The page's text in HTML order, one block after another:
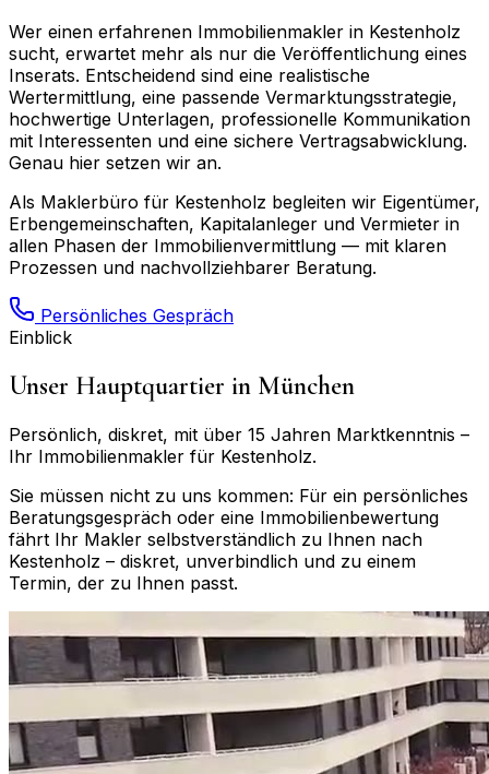
Wer einen erfahrenen Immobilienmakler in Kestenholz
sucht, erwartet mehr als nur die Veröffentlichung eines
Inserats. Entscheidend sind eine realistische
Wertermittlung, eine passende Vermarktungsstrategie,
hochwertige Unterlagen, professionelle Kommunikation
mit Interessenten und eine sichere Vertragsabwicklung.
Genau hier setzen wir an.
Als Maklerbüro für Kestenholz begleiten wir Eigentümer,
Erbengemeinschaften, Kapitalanleger und Vermieter in
allen Phasen der Immobilienvermittlung — mit klaren
Prozessen und nachvollziehbarer Beratung.
Persönliches Gespräch
Einblick
Unser Hauptquartier in München
Persönlich, diskret, mit über 15 Jahren Marktkenntnis –
Ihr Immobilienmakler für Kestenholz.
Sie müssen nicht zu uns kommen: Für ein persönliches
Beratungsgespräch oder eine Immobilienbewertung
fährt Ihr Makler selbstverständlich zu Ihnen nach
Kestenholz – diskret, unverbindlich und zu einem
Termin, der zu Ihnen passt.